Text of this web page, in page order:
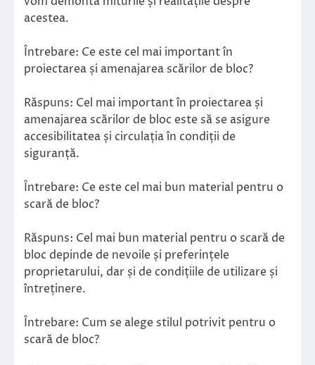
acestea.
Întrebare: Ce este cel mai important în
proiectarea și amenajarea scărilor de bloc?
Răspuns: Cel mai important în proiectarea și
amenajarea scărilor de bloc este să se asigure
accesibilitatea și circulația în condiții de
siguranță.
Întrebare: Ce este cel mai bun material pentru o
scară de bloc?
Răspuns: Cel mai bun material pentru o scară de
bloc depinde de nevoile și preferințele
proprietarului, dar și de condițiile de utilizare și
întreținere.
Întrebare: Cum se alege stilul potrivit pentru o
scară de bloc?